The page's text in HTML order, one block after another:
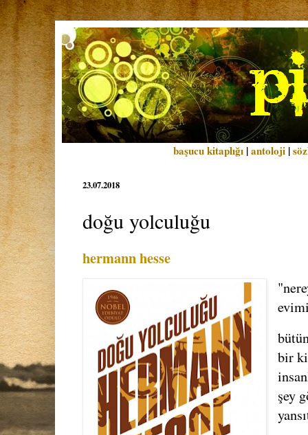
başucu kitaplığı |antoloji |
23.07.2018
doğu yolculuğu
hermann hesse
bir
şey